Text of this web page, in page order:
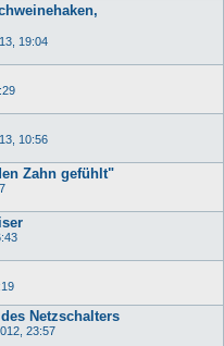
19:04
10:56
Zahn gefühlt"
Netzschalters
23:57